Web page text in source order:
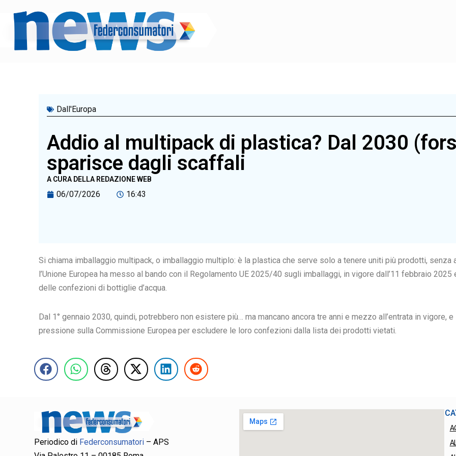
Vai
Dall'Europa
Addio al multipack di plastica? Dal 2030
sparisce dagli scaffali
A CURA DELLA REDAZIONE WEB
06/07/2026 16:43
Si chiama imballaggio multipack, o imballaggio multiplo: è la plastica che serve solo a tenere uniti più prodotti,
l’Unione Europea ha messo al bando con il Regolamento UE 2025/40 sugli imballaggi, in vigore dall’11 febbraio
delle confezioni di bottiglie d’acqua.
Dal 1° gennaio 2030, quindi, potrebbero non esistere più… ma mancano ancora tre anni e mezzo all’entrata in vigore,
pressione sulla Commissione Europea per escludere le loro confezioni dalla lista dei prodotti vietati.
Periodico di Federconsumatori – APS